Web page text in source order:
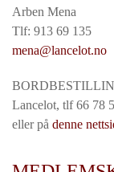
Arben Mena
Tlf: 913 69 135
mena@lancelot.no
Lancelot, tlf 66 78
eller på denne